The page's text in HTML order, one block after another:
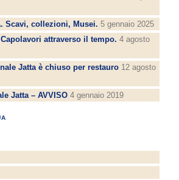
Scavi, collezioni, Musei. 5 gennaio 2025
attraverso il tempo. 4 agosto
Jatta è chiuso per restauro 12 agosto
Jatta – AVVISO 4 gennaio 2019